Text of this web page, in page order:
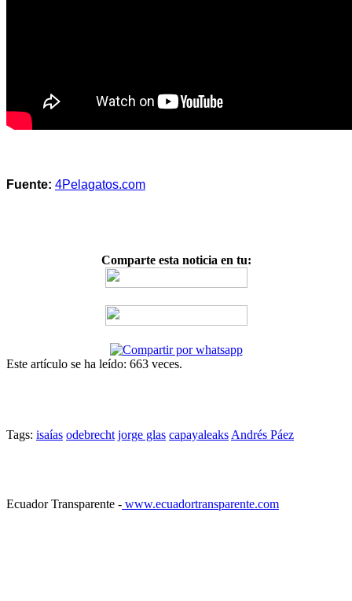
Fuente: 4Pelagatos.com
Comparte esta noticia en tu:
Este artículo se ha leído: 663 veces.
Tags: isaías odebrecht jorge glas capayaleaks Andrés Páez
Ecuador Transparente - www.ecuadortransparente.com